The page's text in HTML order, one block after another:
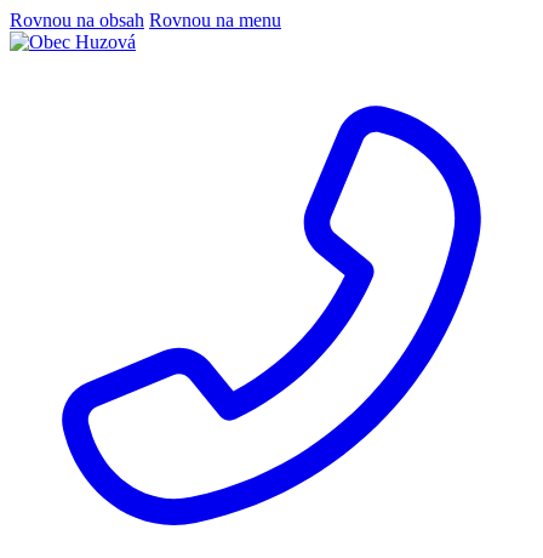
Rovnou na obsah Rovnou na menu